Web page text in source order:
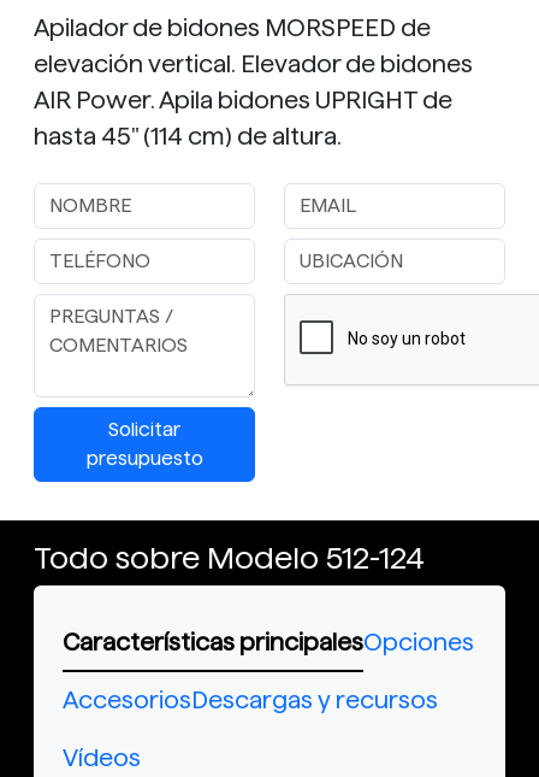
Apilador de bidones MORSPEED de
elevación vertical. Elevador de bidones
AIR Power. Apila bidones UPRIGHT de
hasta 45" (114 cm) de altura.
Solicitar
presupuesto
Todo sobre Modelo 512-124
Características principalesOpciones
AccesoriosDescargas y recursos
Vídeos